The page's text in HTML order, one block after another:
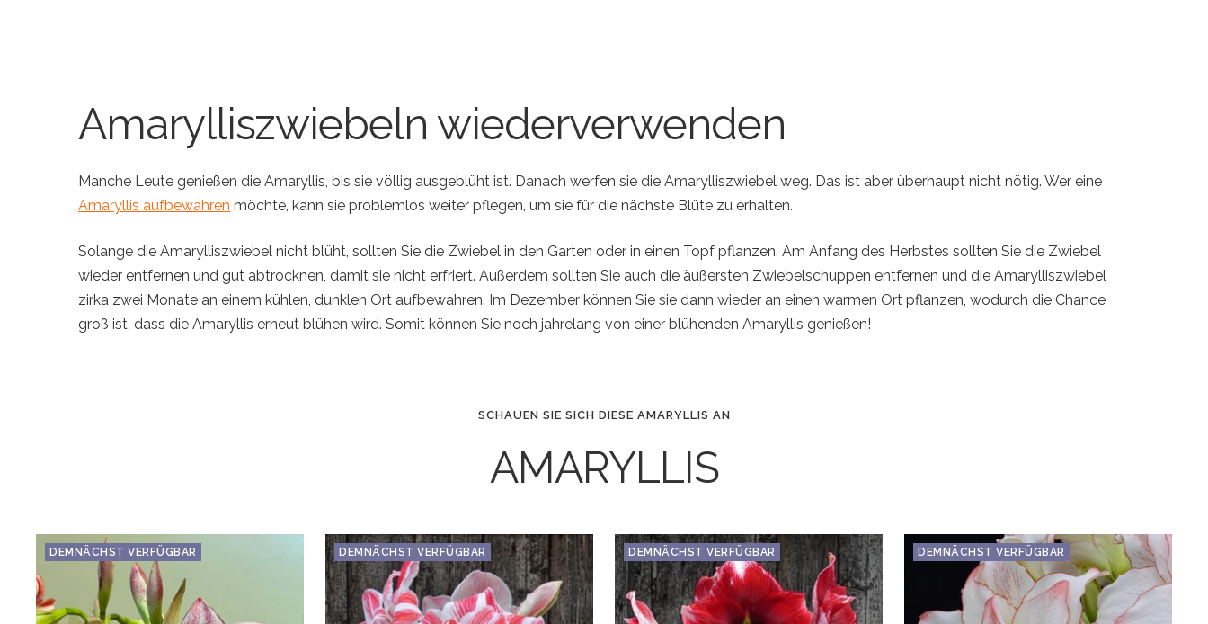
Amarylliszwiebeln wiederverwenden
Manche Leute genießen die Amaryllis, bis sie völlig ausgeblüht ist. Danach werfen sie die Amarylliszwiebel weg. Das ist aber überhaupt nicht nötig. Wer eine
Amaryllis aufbewahren möchte, kann sie problemlos weiter pflegen, um sie für die nächste Blüte zu erhalten.
Solange die Amarylliszwiebel nicht blüht, sollten Sie die Zwiebel in den Garten oder in einen Topf pflanzen. Am Anfang des Herbstes sollten Sie die Zwiebel
wieder entfernen und gut abtrocknen, damit sie nicht erfriert. Außerdem sollten Sie auch die äußersten Zwiebelschuppen entfernen und die Amarylliszwiebel
zirka zwei Monate an einem kühlen, dunklen Ort aufbewahren. Im Dezember können Sie sie dann wieder an einen warmen Ort pflanzen, wodurch die Chance
groß ist, dass die Amaryllis erneut blühen wird. Somit können Sie noch jahrelang von einer blühenden Amaryllis genießen!
SCHAUEN SIE SICH DIESE AMARYLLIS AN
AMARYLLIS
DEMNÄCHST VERFÜGBAR DEMNÄCHST VERFÜGBAR DEMNÄCHST VERFÜGBAR DEMNÄCHST VERFÜGBAR